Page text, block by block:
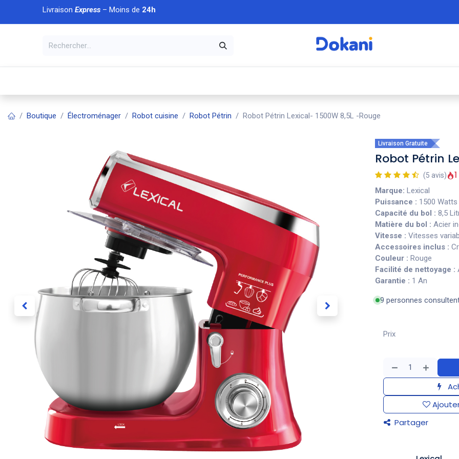
Se rendre au contenu
Livraison Express– Moins de 24h
À DÉCOUVRIR
Boutique Électroménager Robot cuisine Robot Pétrin Robot Pétrin Lexical- 1500W 8,5L -Rouge
Livraison Gratuite
Robot Pétrin
(5 avis)
Marque: Lexical
Puissance : 1500 Watts
Capacité du bol : 8,5
Matière du bol : Acier
Vitesse : Vitesses
Accessoires inclus :
Couleur : Rouge
Facilité de nettoyage :
Garantie : 1 An
9 personnes
Partager
Prix